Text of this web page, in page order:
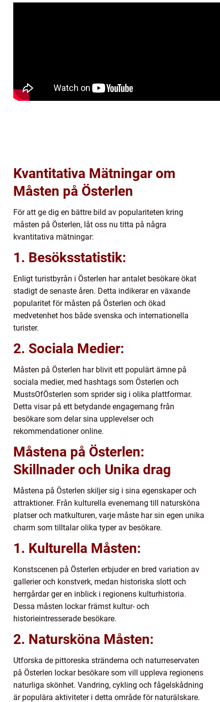
Kvantitativa Mätningar om
Måsten på Österlen
För att ge dig en bättre bild av populariteten kring
måsten på Österlen, låt oss nu titta på några
kvantitativa mätningar:
1. Besöksstatistik:
Enligt turistbyrån i Österlen har antalet besökare ökat
stadigt de senaste åren. Detta indikerar en växande
popularitet för måsten på Österlen och ökad
medvetenhet hos både svenska och internationella
turister.
2. Sociala Medier:
Måsten på Österlen har blivit ett populärt ämne på
sociala medier, med hashtags som Österlen och
MustsOfÖsterlen som sprider sig i olika plattformar.
Detta visar på ett betydande engagemang från
besökare som delar sina upplevelser och
rekommendationer online.
Måstena på Österlen:
Skillnader och Unika drag
Måstena på Österlen skiljer sig i sina egenskaper och
attraktioner. Från kulturella evenemang till natursköna
platser och matkulturen, varje måste har sin egen unika
charm som tilltalar olika typer av besökare.
1. Kulturella Måsten:
Konstscenen på Österlen erbjuder en bred variation av
gallerier och konstverk, medan historiska slott och
herrgårdar ger en inblick i regionens kulturhistoria.
Dessa måsten lockar främst kultur- och
historieintresserade besökare.
2. Natursköna Måsten:
Utforska de pittoreska stränderna och naturreservaten
på Österlen lockar besökare som vill uppleva regionens
naturliga skönhet. Vandring, cykling och fågelskådning
är populära aktiviteter i detta område för naturälskare.